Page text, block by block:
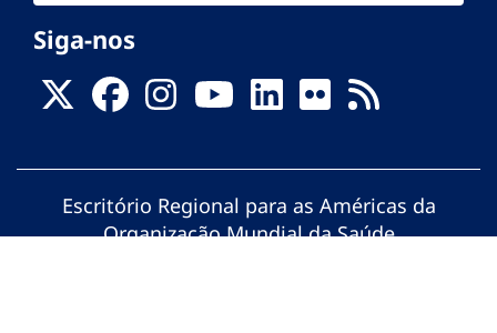
Siga-nos
Escritório Regional para as Américas da
Organização Mundial da Saúde